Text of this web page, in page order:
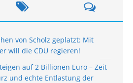
von Scholz geplatzt: Mit
will die CDU regieren!
auf 2 Billionen Euro – Zeit
und echte Entlastung der